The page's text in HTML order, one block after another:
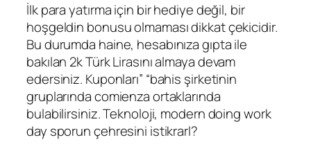
İlk para yatırma için bir hediye değil, bir
hoşgeldin bonusu olmaması dikkat çekicidir.
Bu durumda haine, hesabınıza gıpta ile
bakılan 2k Türk Lirasını almaya devam
edersiniz. Kuponları” “bahis şirketinin
gruplarında comienza ortaklarında
bulabilirsiniz. Teknoloji, modern doing work
day sporun çehresini istikrarl?